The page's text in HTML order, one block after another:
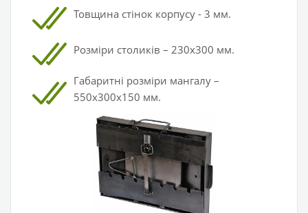
Товщина стінок корпусу - 3 мм.
Розміри столиків – 230х300 мм.
Габаритні розміри мангалу –
550х300х150 мм.